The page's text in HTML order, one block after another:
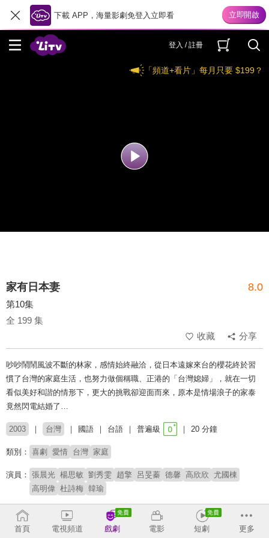
下載 APP，海量影劇免登入立即看
登入 / 註冊
「頻道+看片」每月只要 $199？
家有日本妻 8.0
第10集
全 199 集
收藏
分享
吵吵鬧鬧風波不斷的林家，感情始終融洽，從日本遠嫁來台的櫻花終於習
慣了台灣的家庭生活，也努力做個稱職、正港的「台灣媳婦」，就在一切
看似美好和諧的情形下，更大的挑戰卻迎面而來，原本是情場浪子的家泰
竟然閃電結婚了…
2003 台灣 國語 台語 普遍級 20 分鐘
類別： 喜劇 愛情 台灣 家庭
演員： 張晨光 楊思敏 劉秀雯 趙擎 呂旻蓁 德馨 高欣欣
尤國棟
高明偉 杜詩梅 韓瑜
導演：
首頁 電視頻道 戲劇 電影 短劇 更多